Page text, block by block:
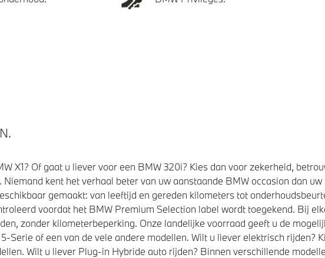
X1? Of gaat u liever voor een BMW 320i? Kies dan voor zekerheid,
kent het verhaal beter van uw aanstaande BMW occasion dan
gemaakt: van leeftijd en gereden kilometers tot
voordat het BMW Premium Selection label wordt toegekend. Bij
zonder kilometerbeperking. Onze landelijke voorraad geeft u de
Serie of een van de vele andere modellen. Wilt u liever elektrisch rijden?
Wilt u liever Plug-in Hybride auto rijden? Binnen verschillende